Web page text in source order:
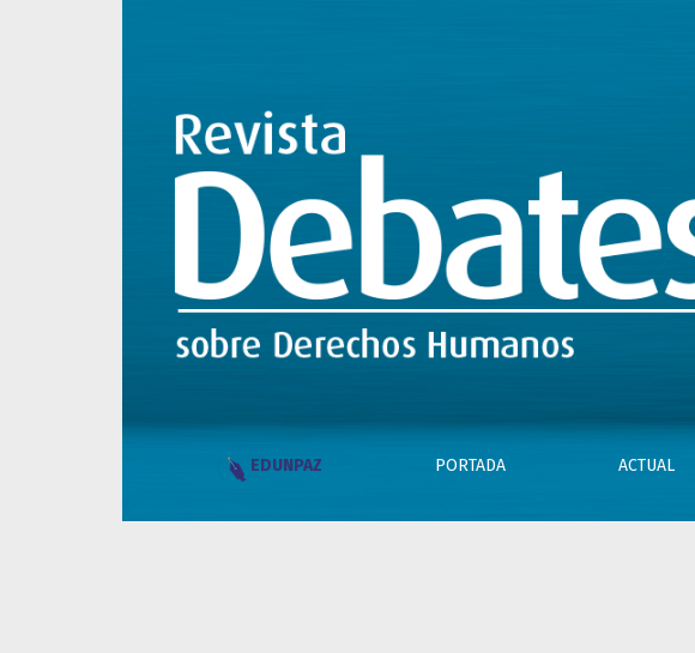
LGTBI. Crímenes de odio. Deber de investigar y sancionar. Ne
EDUNPAZ PORTADA ACTUAL